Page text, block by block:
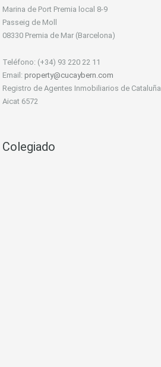
Marina de Port Premia local 8-9
Passeig de Moll
08330 Premia de Mar (Barcelona)
Teléfono: (+34) 93 220 22 11
Email: property@cucaybern.com
Registro de Agentes Inmobiliarios de Cataluña
Aicat 6572
Colegiado